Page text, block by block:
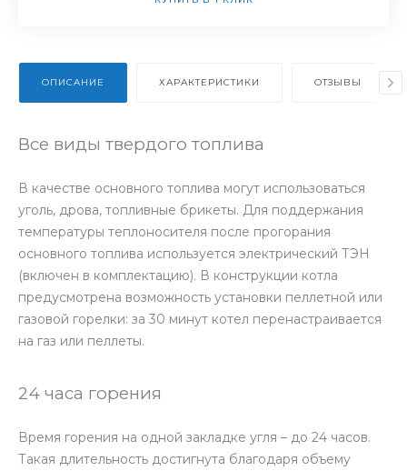
ОПИСАНИЕ ХАРАКТЕРИСТИКИ ОТЗЫВЫ
Все виды твердого топлива
В качестве основного топлива могут использоваться
уголь, дрова, топливные брикеты. Для поддержания
температуры теплоносителя после прогорания
основного топлива используется электрический ТЭН
(включен в комплектацию). В конструкции котла
предусмотрена возможность установки пеллетной или
газовой горелки: за 30 минут котел перенастраивается
на газ или пеллеты.
24 часа горения
Время горения на одной закладке угля – до 24 часов.
Такая длительность достигнута благодаря объему